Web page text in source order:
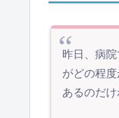
昨日、病
がどの程
あるのだ